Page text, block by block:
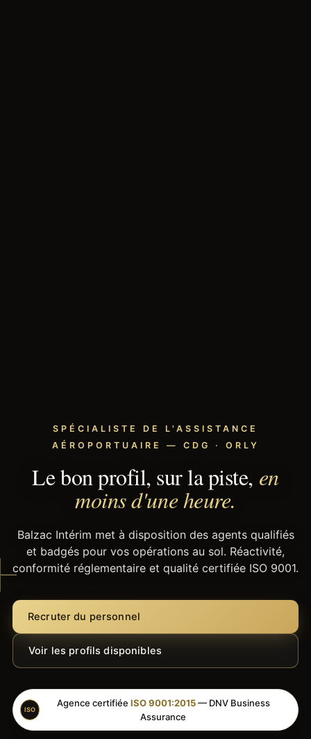
SPÉCIALISTE DE L'ASSISTANCE
AÉROPORTUAIRE — CDG · ORLY
Le bon profil, sur la piste, en
moins d'une heure.
Balzac Intérim met à disposition des agents qualifiés
et badgés pour vos opérations au sol. Réactivité,
conformité réglementaire et qualité certifiée ISO 9001.
Recruter du personnel
Voir les profils disponibles
ISO
Agence certifiée ISO 9001:2015— DNV Business
Assurance